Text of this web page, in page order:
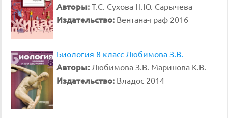
Авторы: Т.С. Сухова Н.Ю. Сарычева
Издательство: Вентана-граф 2016
Биология 8 класс Любимова З.В.
Авторы: Любимова З.В. Маринова К.В.
Издательство: Владос 2014